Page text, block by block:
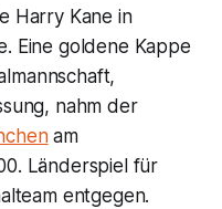
Harry Kane in
Eine goldene Kappe
nahm der
am
Länderspiel für
entgegen.